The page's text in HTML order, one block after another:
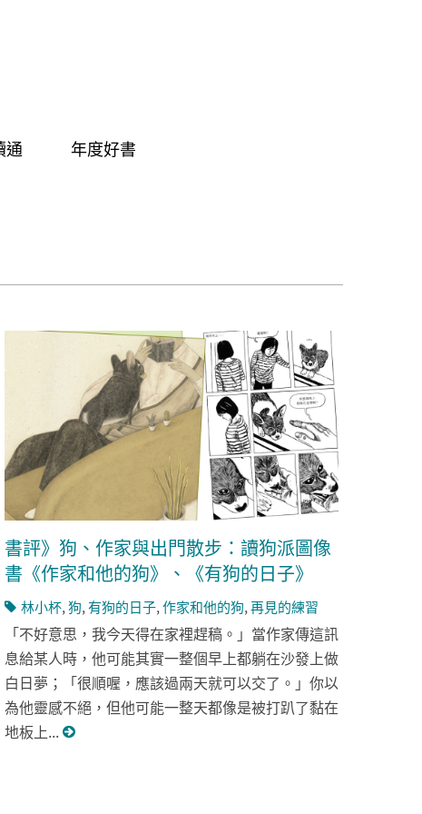
通 年度好書
書評》狗、作家與出門散步：讀狗派圖像
書《作家和他的狗》、《有狗的日子》
林小杯,狗,有狗的日子,作家和他的狗,再見的練習
「不好意思，我今天得在家裡趕稿。」當作家傳這訊
息給某人時，他可能其實一整個早上都躺在沙發上做
白日夢；「很順喔，應該過兩天就可以交了。」你以
為他靈感不絕，但他可能一整天都像是被打趴了黏在
地板上...